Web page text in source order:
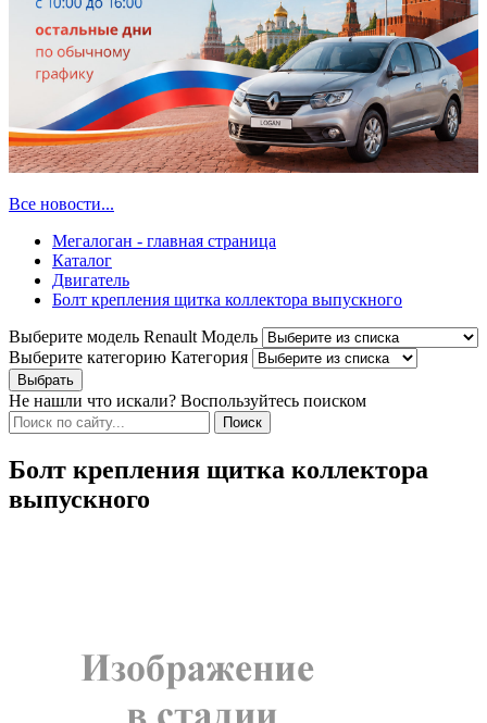
Все новости...
Мегалоган - главная страница
Каталог
Двигатель
Болт крепления щитка коллектора выпускного
Выберите модель Renault Модель
Выберите категорию Категория
Не нашли что искали? Воспользуйтесь поиском
Болт крепления щитка коллектора
выпускного